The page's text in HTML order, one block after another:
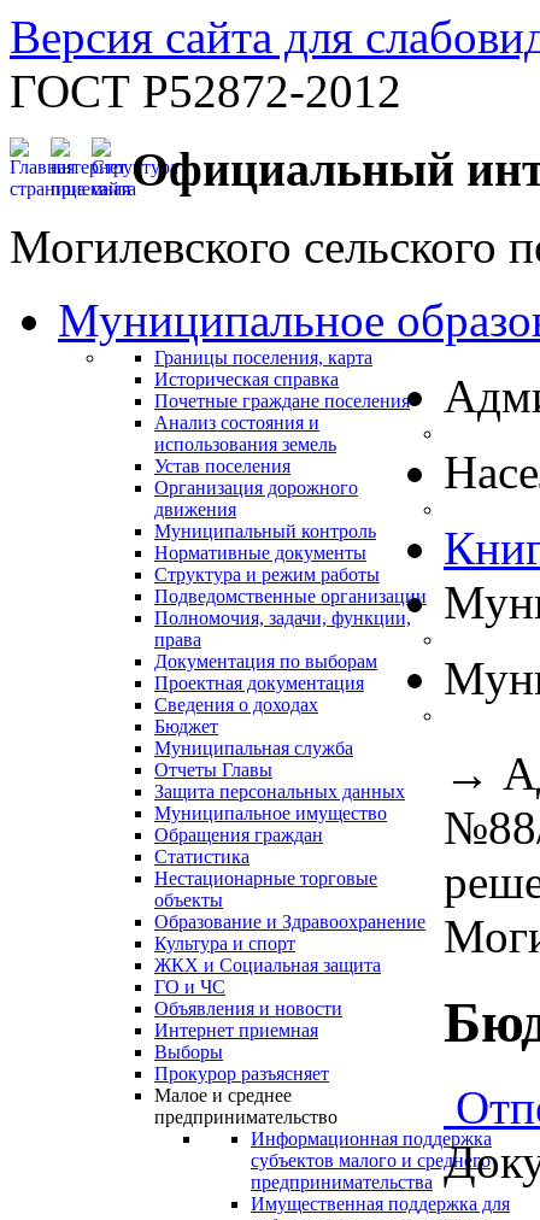
Версия сайта для
ГОСТ Р52872-2012
Официальный
Могилевского сельского
Муниципальное
Границы поселения, карта
Историческая справка
Почетные граждане поселения
Анализ состояния и
использования земель
Устав поселения
Организация дорожного
движения
Муниципальный контроль
Нормативные документы
Структура и режим работы
Подведомственные организации
Полномочия, задачи, функции,
права
Документация по выборам
Проектная документация
Сведения о доходах
Бюджет
Муниципальная служба
Отчеты Главы
Защита персональных данных
Муниципальное имущество
Обращения граждан
Статистика
Нестационарные торговые
объекты
Образование и Здравоохранение
Культура и спорт
ЖКХ и Социальная защита
ГО и ЧС
Объявления и новости
Интернет приемная
Выборы
Прокурор разъясняет
Малое и среднее
предпринимательство
Информационная поддержка
субъектов малого и среднего
предпринимательства
Имущественная поддержка для
→